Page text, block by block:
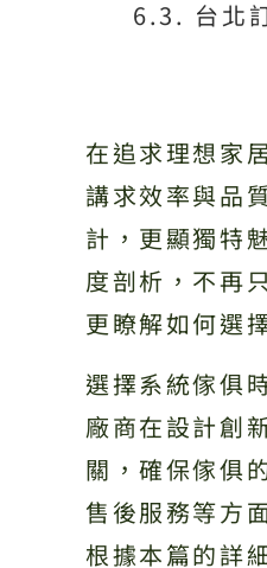
台北
在追求理想家
講求效率與品
計，更顯獨特
度剖析，不再
更瞭解如何選
選擇系統傢俱
廠商在設計創
關，確保傢俱
售後服務等方
根據本篇的詳